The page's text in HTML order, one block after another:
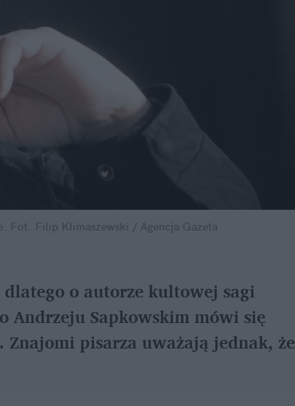
Fot. Filip Klimaszewski / Agencja Gazeta
o autorze kultowej sagi
Andrzeju Sapkowskim mówi się
pisarza uważają jednak, że